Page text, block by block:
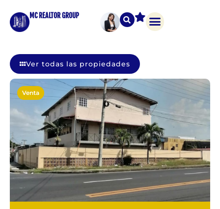
MC REALTOR GROUP
Ver todas las propiedades
Venta